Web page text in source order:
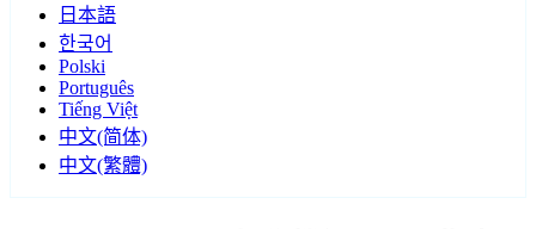
日本語
한국어
Polski
Português
Tiếng Việt
中文(简体)
中文(繁體)